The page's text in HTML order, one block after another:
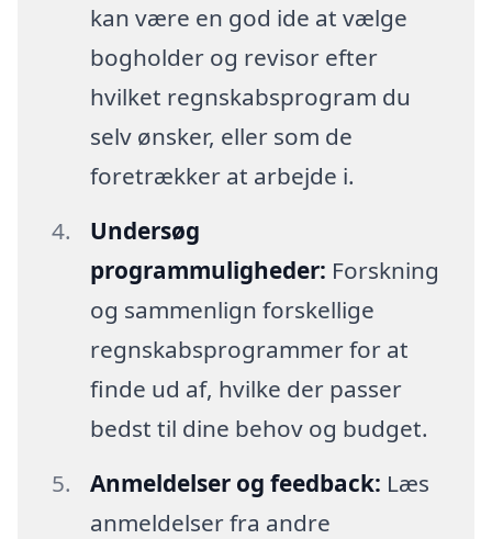
kan være en god ide at vælge
bogholder og revisor efter
hvilket regnskabsprogram du
selv ønsker, eller som de
foretrækker at arbejde i.
Undersøg
programmuligheder: Forskning
og sammenlign forskellige
regnskabsprogrammer for at
finde ud af, hvilke der passer
bedst til dine behov og budget.
Anmeldelser og feedback: Læs
anmeldelser fra andre